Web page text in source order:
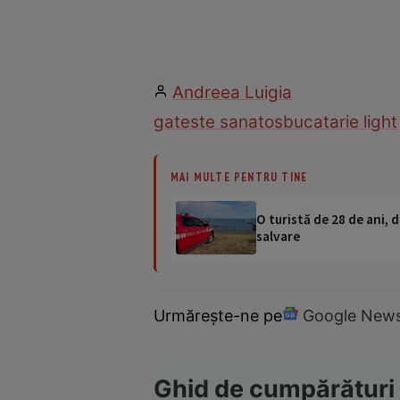
Andreea Luigia
gateste sanatosbucatarie light
MAI MULTE PENTRU TINE
O turistă de 28 de ani,
salvare
Urmărește-ne pe Google
Ghid de cumpărături